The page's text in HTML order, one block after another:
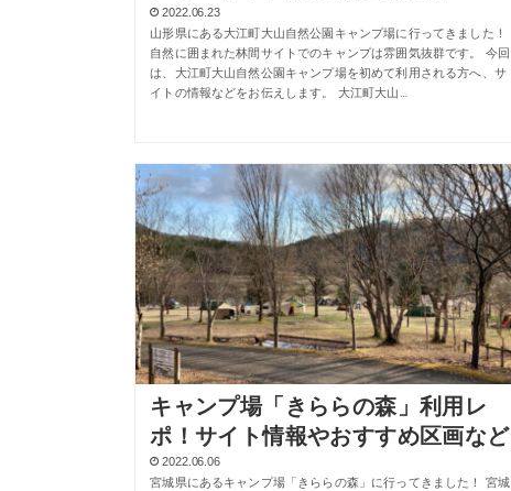
2022.06.23
山形県にある大江町大山自然公園キャンプ場に行ってきました！
自然に囲まれた林間サイトでのキャンプは雰囲気抜群です。 今回
は、大江町大山自然公園キャンプ場を初めて利用される方へ、サ
イトの情報などをお伝えします。 大江町大山…
キャンプ場「きららの森」利用レ
ポ！サイト情報やおすすめ区画など
2022.06.06
宮城県にあるキャンプ場「きららの森」に行ってきました！ 宮城